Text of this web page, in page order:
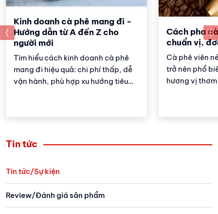
Kinh doanh cà phê mang đi -
Hướng dẫn từ A đến Z cho
người mới
Tìm hiểu cách kinh doanh cà phê
mang đi hiệu quả: chi phí thấp, dễ
vận hành, phù hợp xu hướng tiêu
Cách pha
chuẩn vị,
Cà phê viên
trở nên phổ
hương vị
prev
Tin tức
Tin tức/Sự kiện
Review/Đánh giá sản phẩm